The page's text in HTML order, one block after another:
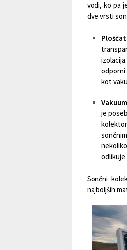
vodi, ko pa
dve vrsti
odporni
kot
je
odlikuje
Sončni
najboljših